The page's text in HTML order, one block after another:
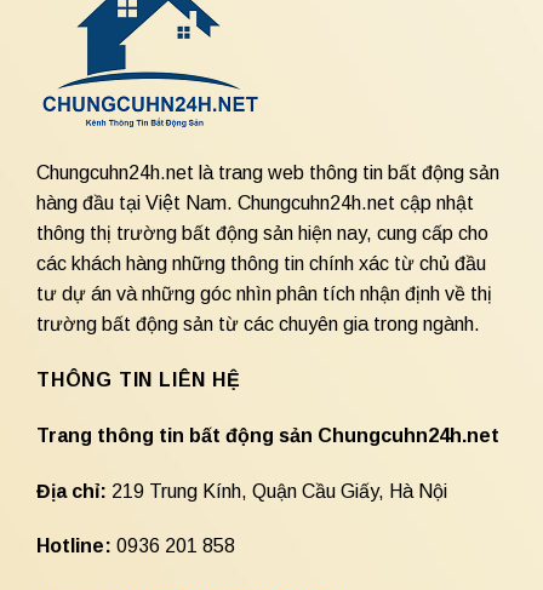
Chungcuhn24h.net là trang web thông tin bất động sản
hàng đầu tại Việt Nam. Chungcuhn24h.net cập nhật
thông thị trường bất động sản hiện nay, cung cấp cho
các khách hàng những thông tin chính xác từ chủ đầu
tư dự án và những góc nhìn phân tích nhận định về thị
trường bất động sản từ các chuyên gia trong ngành.
THÔNG TIN LIÊN HỆ
Trang thông tin bất động sản Chungcuhn24h.net
Địa chỉ: 219 Trung Kính, Quận Cầu Giấy, Hà Nội
Hotline: 0936 201 858